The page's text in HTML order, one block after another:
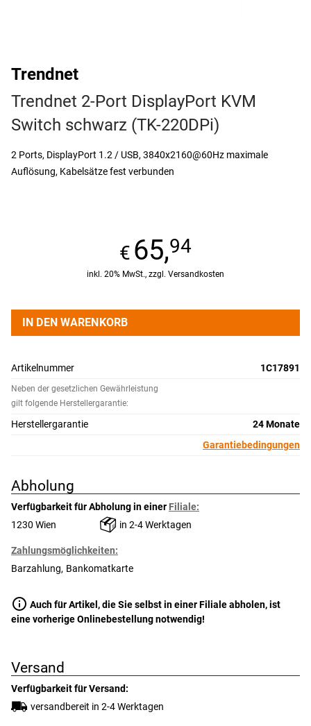
Trendnet
Trendnet 2-Port DisplayPort KVM
Switch schwarz (TK-220DPi)
2 Ports, DisplayPort 1.2 / USB, 3840x2160@60Hz maximale
Auflösung, Kabelsätze fest verbunden
65,94
inkl. 20% MwSt., zzgl. Versandkosten
IN DEN WARENKORB
Artikelnummer 1C17891
Neben der gesetzlichen Gewährleistung
gilt folgende Herstellergarantie:
Herstellergarantie
24 Monate
Garantiebedingungen
Abholung
Verfügbarkeit für Abholung in einer Filiale:
1230 Wien
in 2-4 Werktagen
Zahlungsmöglichkeiten:
Barzahlung Bankomatkarte
info Auch für Artikel, die Sie selbst in einer Filiale abholen, ist
eine vorherige Onlinebestellung notwendig!
Versand
Verfügbarkeit für Versand:
versandbereit in 2-4 Werktagen